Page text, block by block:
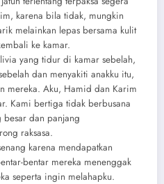
karena bila tidak, mungkin
melainkan lepas bersama kulit
ke kamar.
yang tidur di kamar sebelah,
dan menyakiti anakku itu,
mereka. Aku, Hamid dan Karim
Kami bertiga tidak berbusana
besar dan panjang
raksasa.
karena mendapatkan
bentar mereka menenggak
seperta ingin melahapku.